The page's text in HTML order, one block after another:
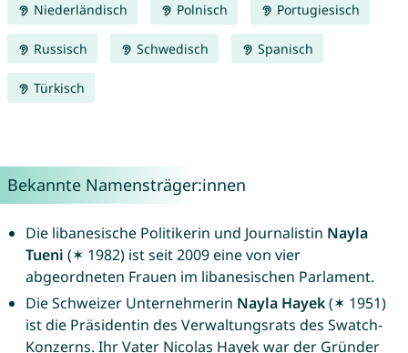
Niederländisch Polnisch Portugiesisch
Russisch Schwedisch Spanisch
Türkisch
Bekannte Namensträger:innen
Die libanesische Politikerin und Journalistin Nayla
Tueni (✶ 1982) ist seit 2009 eine von vier
abgeordneten Frauen im libanesischen Parlament.
Die Schweizer Unternehmerin Nayla Hayek(✶ 1951)
ist die Präsidentin des Verwaltungsrats des Swatch-
Konzerns. Ihr Vater Nicolas Hayek war der Gründer